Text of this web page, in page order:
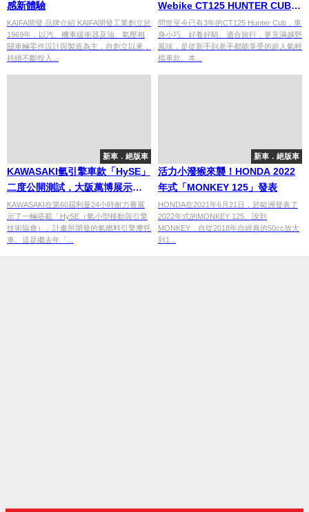
感新體驗
KAIFA開發 品牌介紹 KAIFA開發工業創立於
1969年，以汽、機車緩衝器及油、氣壓相
關車輛零件設計與製造為主，自創立以來，
持續不斷投入...
Webike CT125 HUNTER CUB－
親子旅行風改裝示範車搶先看！
問世至今已有3年的CT125 Hunter Cub，車
身小巧、好養好騎、適合旅行，更充滿越野
風味，是從新手到老手都能享受的超人氣輕
檔車款。本...
新車．絕版車
KAWASAKI氫引擎車款「HySE」
二度公開測試，大阪萬博展示未
來移動載具原型
KAWASAKI在第60屆利曼24小時耐力賽展
示了一輛搭載「HySE（氫小型移動與引擎
技術協會）」計畫所開發的氫燃料引擎摩托
車。這是繼去年「...
新車．絕版車
活力小潑猴來襲！HONDA 2022
年式「MONKEY 125」發表
HONDA在2021年6月21日，於歐洲發表了
2022年式的MONKEY 125。說到
MONKEY，自從2018年自經典的50cc放大
到1...